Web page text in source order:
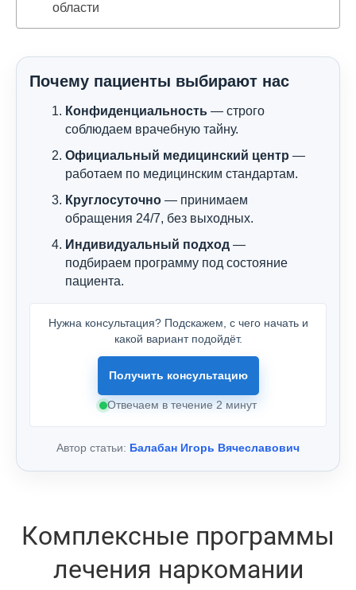
области
Почему пациенты выбирают нас
Конфиденциальность — строго
соблюдаем врачебную тайну.
Официальный медицинский центр —
работаем по медицинским стандартам.
Круглосуточно — принимаем
обращения 24/7, без выходных.
Индивидуальный подход —
подбираем программу под состояние
пациента.
Нужна консультация? Подскажем, с чего начать и
какой вариант подойдёт.
Получить консультацию
Отвечаем в течение 2 минут
Автор статьи: Балабан Игорь Вячеславович
Комплексные программы
лечения наркомании